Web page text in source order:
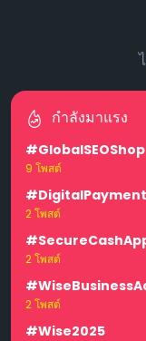
กำลังมาแรง
#GlobalSEOShop
9 โพสต์
2 โพสต์
2 โพสต์
2 โพสต์
#Wise2025